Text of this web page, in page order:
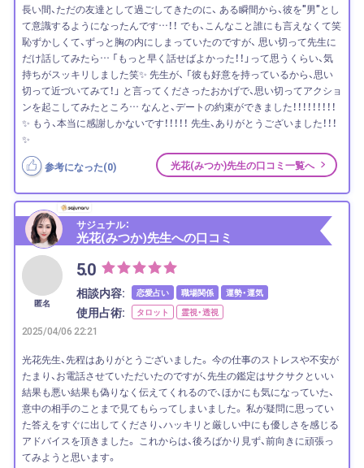
長い間、ただの友達として過ごしてきたのに、 ある瞬間から、彼を"男"とし
て意識するようになったんです…！！ でも、こんなこと誰にも言えなくて笑
恥ずかしくて、ずっと胸の内にしまっていたのですが、 思い切って先生に
だけ話してみたら… 「もっと早く話せばよかった！！」って思うくらい、気
持ちがスッキリしました笑✨ 先生が、 「彼も好意を持っているから、思い
切って近づいてみて！」 と言ってくださったおかげで、思い切ってアクショ
ンを起こしてみたところ… なんと、デートの約束ができました！！！！！！！！！
✨ もう、本当に感謝しかないです！！！！！ 先生、ありがとうございました！！！
✨
参考になった(0) 光花(みつか)先生の口コミ一覧へ
サジュナル：
光花(みつか)先生への口コミ
匿名
5.0
相談内容: 恋愛占い 職場関係 運勢・運気
使用占術: タロット 霊視・透視
2025/04/06 22:21
光花先生、先程はありがとうございました。 今の仕事のストレスや不安が
たまり、お電話させていただいたのですが、先生の鑑定はサクサクといい
結果も悪い結果も偽りなく伝えてくれるので、ほかにも気になっていた、
意中の相手のことまで見てもらってしまいました。 私が疑問に思ってい
た答えをすぐに出してくださり、ハッキリと厳しい中にも優しさを感じる
アドバイスを頂きました。 これからは、後ろばかり見ず、前向きに頑張っ
てみようと思います。